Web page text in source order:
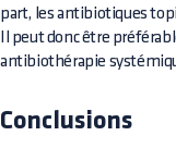
part, les antibiotiques
Il peut donc être
antibiothérapie
Conclusions